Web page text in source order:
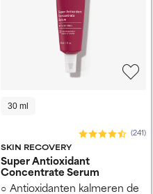
30 ml
SKIN RECOVERY
(241)
Super Antioxidant
Concentrate Serum
Antioxidanten kalmeren de